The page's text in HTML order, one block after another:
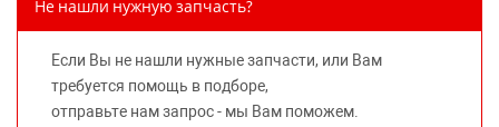
предлагаемых к продаже запасных частей для
правообладателей указанных товарных знаков.
Требование предоставлять покупателю необходимую и
достоверную информацию о товаре, предлагаемом к
Не нашли нужную запчасть?
Если Вы не нашли нужные запчасти, или Вам
требуется помощь в подборе,
отправьте нам запрос - мы Вам поможем.